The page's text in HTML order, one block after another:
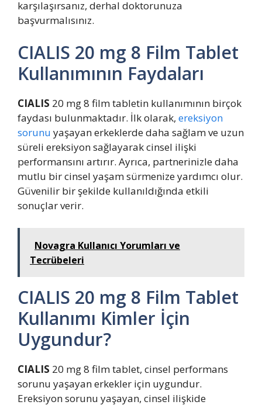
karşılaşırsanız, derhal doktorunuza
başvurmalısınız.
CIALIS 20 mg 8 Film Tablet
Kullanımının Faydaları
CIALIS 20 mg 8 film tabletin kullanımının birçok
faydası bulunmaktadır. İlk olarak, ereksiyon
sorunu yaşayan erkeklerde daha sağlam ve uzun
süreli ereksiyon sağlayarak cinsel ilişki
performansını artırır. Ayrıca, partnerinizle daha
mutlu bir cinsel yaşam sürmenize yardımcı olur.
Güvenilir bir şekilde kullanıldığında etkili
sonuçlar verir.
Novagra Kullanıcı Yorumları ve
Tecrübeleri
CIALIS 20 mg 8 Film Tablet
Kullanımı Kimler İçin
Uygundur?
CIALIS 20 mg 8 film tablet, cinsel performans
sorunu yaşayan erkekler için uygundur.
Ereksiyon sorunu yaşayan, cinsel ilişkide